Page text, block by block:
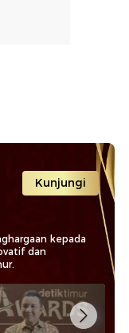
Kunjungi
kepada
dan